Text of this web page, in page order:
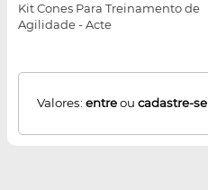
Kit Cones Para Treinamento de
Agilidade - Acte
Valores: entreou cadastre-se